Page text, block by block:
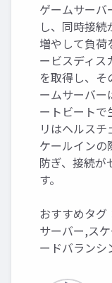
ゲームサーバ
し、同時接
増やして負荷
ービスディス
を取得し、そ
ームサーバー
ートビートで
リはヘルス
ケールインの
防ぎ、接続が
す。
おすすめタグ
サーバー,ス
ードバランシ